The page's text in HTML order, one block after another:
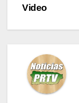
Video